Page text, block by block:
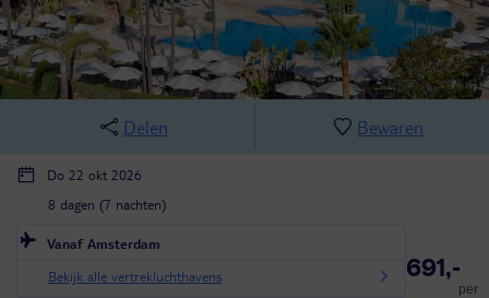
Delen Bewaren
Do 22 okt 2026
8 dagen (7 nachten)
Vanaf Amsterdam
Bekijk alle vertrekluchthavens
691,-
per